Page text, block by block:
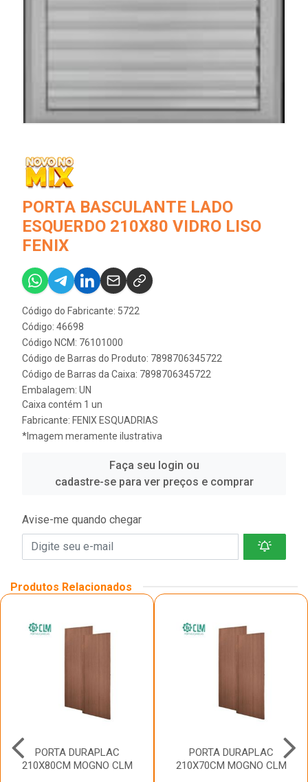
PORTA BASCULANTE LADO
ESQUERDO 210X80 VIDRO LISO
FENIX
Código do Fabricante: 5722
Código: 46698
Código NCM: 76101000
Código de Barras do Produto: 7898706345722
Código de Barras da Caixa: 7898706345722
Embalagem: UN
Caixa contém 1 un
Fabricante: FENIX ESQUADRIAS
*Imagem meramente ilustrativa
Faça seu login ou
cadastre-se para ver preços e comprar
Avise-me quando chegar
Produtos Relacionados
PORTA DURAPLAC
210X80CM MOGNO CLM
PORTA DURAPLAC
210X70CM MOGNO CLM